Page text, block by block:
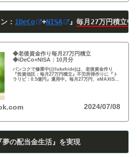
： iDeCo +NISA 』 毎月27万円積立中
◆老後資金作り毎月27万円積立
◆iDeCo+NISA：10月分
バンコクで修業中(@lukehide)は、老後資金作り
『投資信託：毎月27万円積立』不労所得作りに『ト
ラリピ：0.5億円』運用中。毎月27万円、eMAXIS
2024/07/08
の配当金生活』を実現